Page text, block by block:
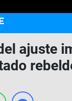
ajuste